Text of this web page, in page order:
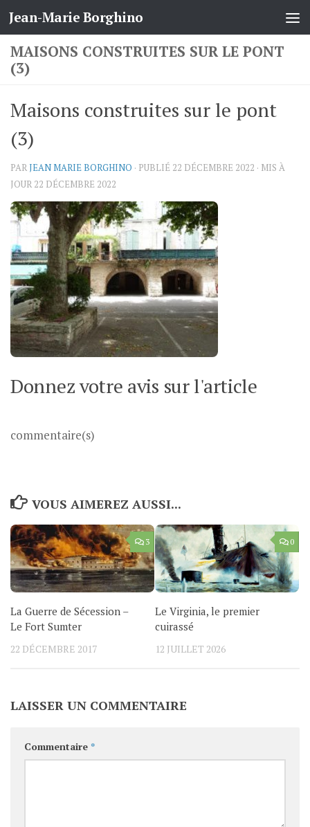
Skip to content
Jean-Marie Borghino
MAISONS CONSTRUITES SUR LE PONT
(3)
Maisons construites sur le pont
(3)
PARJEAN MARIE BORGHINO · PUBLIÉ 22 DÉCEMBRE 2022 · MIS À
JOUR 22 DÉCEMBRE 2022
Donnez votre avis sur l'article
commentaire(s)
VOUS AIMEREZ AUSSI...
3
La Guerre de Sécession –
Le Fort Sumter
22 DÉCEMBRE 2017
0
Le Virginia, le premier
cuirassé
12 JUILLET 2026
LAISSER UN COMMENTAIRE
Commentaire *